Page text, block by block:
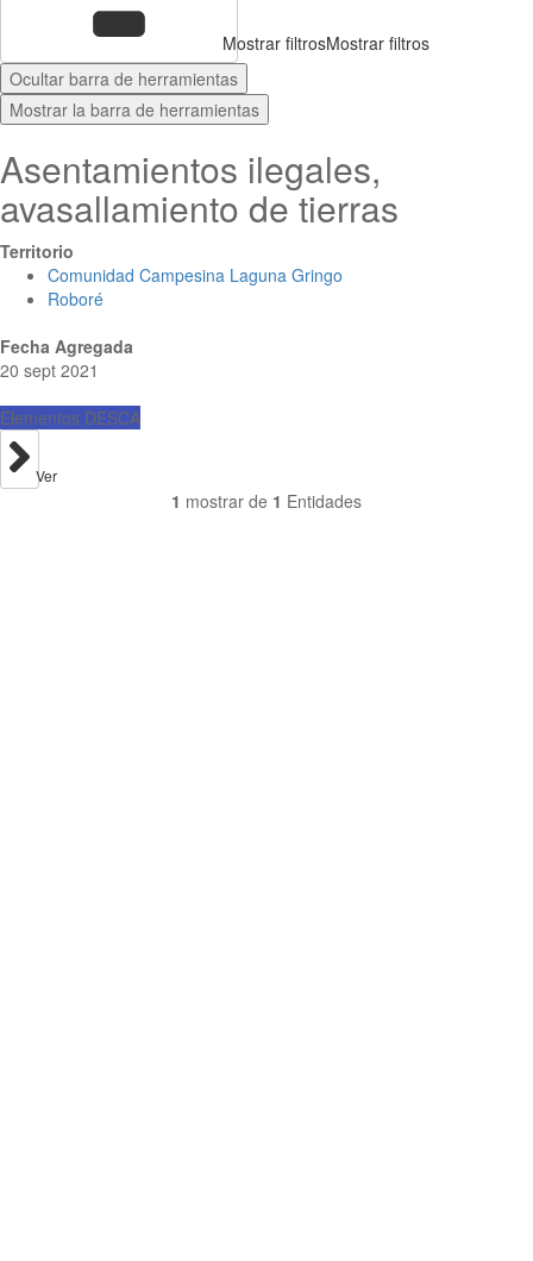
Mostrar filtrosMostrar filtros
Ocultar barra de herramientas
Mostrar la barra de herramientas
Asentamientos ilegales,
avasallamiento de tierras
Territorio
Comunidad Campesina Laguna Gringo
Roboré
Fecha Agregada
20 sept 2021
Elementos DESCA
Ver
1 mostrar de 1 Entidades